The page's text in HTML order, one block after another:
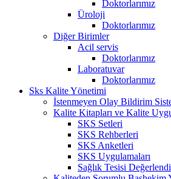
Doktorlarımız
Üroloji
Doktorlarımız
Diğer Birimler
Acil servis
Doktorlarımız
Laboratuvar
Doktorlarımız
Sks Kalite Yönetimi
İstenmeyen Olay Bildirim
Kalite Kitapları ve Kalite
SKS Setleri
SKS Rehberleri
SKS Anketleri
SKS Uygulamaları
Sağlık Tesisi